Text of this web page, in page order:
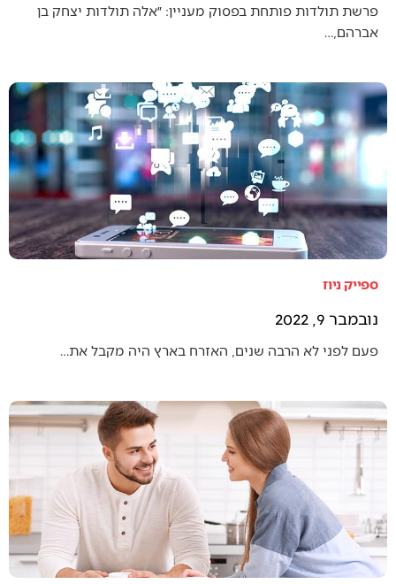
פרשת תולדות פותחת בפסוק מעניין: ״אלה תולדות יצחק בן
אברהם,…
ספייק ניוז
נובמבר 9, 2022
פעם לפני לא הרבה שנים, האזרח בארץ היה מקבל את…